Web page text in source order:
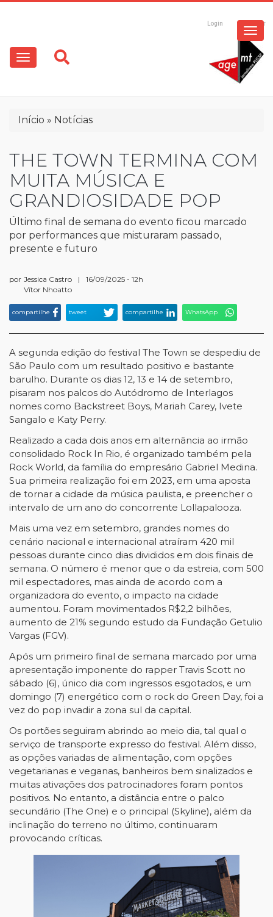
conteúdo
principal
Login Registrar
Main
navigation
Trilha
navegação
Início Notícias
THE TOWN TERMINA COM
MUITA MÚSICA E
GRANDIOSIDADE POP
Último final de semana do evento ficou marcado
por performances que misturaram passado,
presente e futuro
por Jessica Castro
Vítor Nhoatto
| 16/09/2025 - 12h
compartilhe tweet compartilhe WhatsApp
A segunda edição do festival The Town se despediu de
São Paulo com um resultado positivo e bastante
barulho. Durante os dias 12, 13 e 14 de setembro,
pisaram nos palcos do Autódromo de Interlagos
nomes como Backstreet Boys, Mariah Carey, Ivete
Sangalo e Katy Perry.
Realizado a cada dois anos em alternância ao irmão
consolidado Rock In Rio, é organizado também pela
Rock World, da família do empresário Gabriel Medina.
Sua primeira realização foi em 2023, em uma aposta
de tornar a cidade da música paulista, e preencher o
intervalo de um ano do concorrente Lollapalooza.
Mais uma vez em setembro, grandes nomes do
cenário nacional e internacional atraíram 420 mil
pessoas durante cinco dias divididos em dois finais de
semana. O número é menor que o da estreia, com 500
mil espectadores, mas ainda de acordo com a
organizadora do evento, o impacto na cidade
aumentou. Foram movimentados R$2,2 bilhões,
aumento de 21% segundo estudo da Fundação Getulio
Vargas (FGV).
Após um primeiro final de semana marcado por uma
apresentação imponente do rapper Travis Scott no
sábado (6), único dia com ingressos esgotados, e um
domingo (7) energético com o rock do Green Day, foi a
vez do pop invadir a zona sul da capital.
Os portões seguiram abrindo ao meio dia, tal qual o
serviço de transporte expresso do festival. Além disso,
as opções variadas de alimentação, com opções
vegetarianas e veganas, banheiros bem sinalizados e
muitas ativações dos patrocinadores foram pontos
positivos. No entanto, a distância entre o palco
secundário (The One) e o principal (Skyline), além da
inclinação do terreno no último, continuaram
provocando críticas.